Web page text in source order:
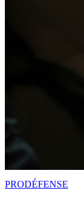
PRODÉFENSE